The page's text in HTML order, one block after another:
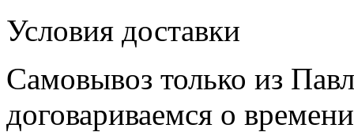
Условия доставки
Самовывоз только из
договариваемся о